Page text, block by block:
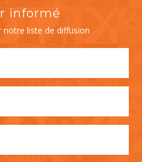
informé
notre liste de diffusion